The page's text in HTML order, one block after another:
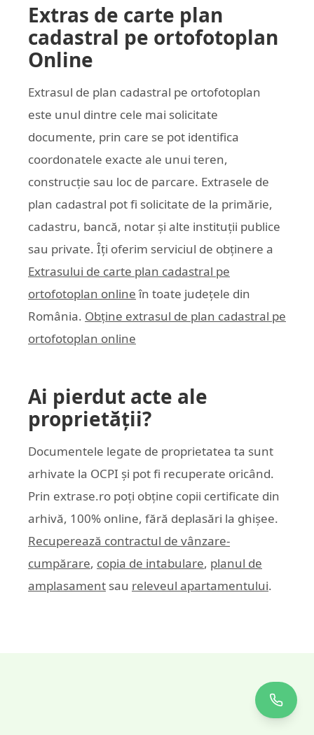
Extras de carte plan
cadastral pe ortofotoplan
Online
Extrasul de plan cadastral pe ortofotoplan
este unul dintre cele mai solicitate
documente, prin care se pot identifica
coordonatele exacte ale unui teren,
construcție sau loc de parcare. Extrasele de
plan cadastral pot fi solicitate de la primărie,
cadastru, bancă, notar și alte instituții publice
sau private. Îți oferim serviciul de obținere a
Extrasului de carte plan cadastral pe
ortofotoplan online în toate județele din
România. Obține extrasul de plan cadastral pe
ortofotoplan online
Ai pierdut acte ale
proprietății?
Documentele legate de proprietatea ta sunt
arhivate la OCPI și pot fi recuperate oricând.
Prin extrase.ro poți obține copii certificate din
arhivă, 100% online, fără deplasări la ghișee.
Recuperează contractul de vânzare-
cumpărare, copia de intabulare, planul de
amplasament sau releveul apartamentului.